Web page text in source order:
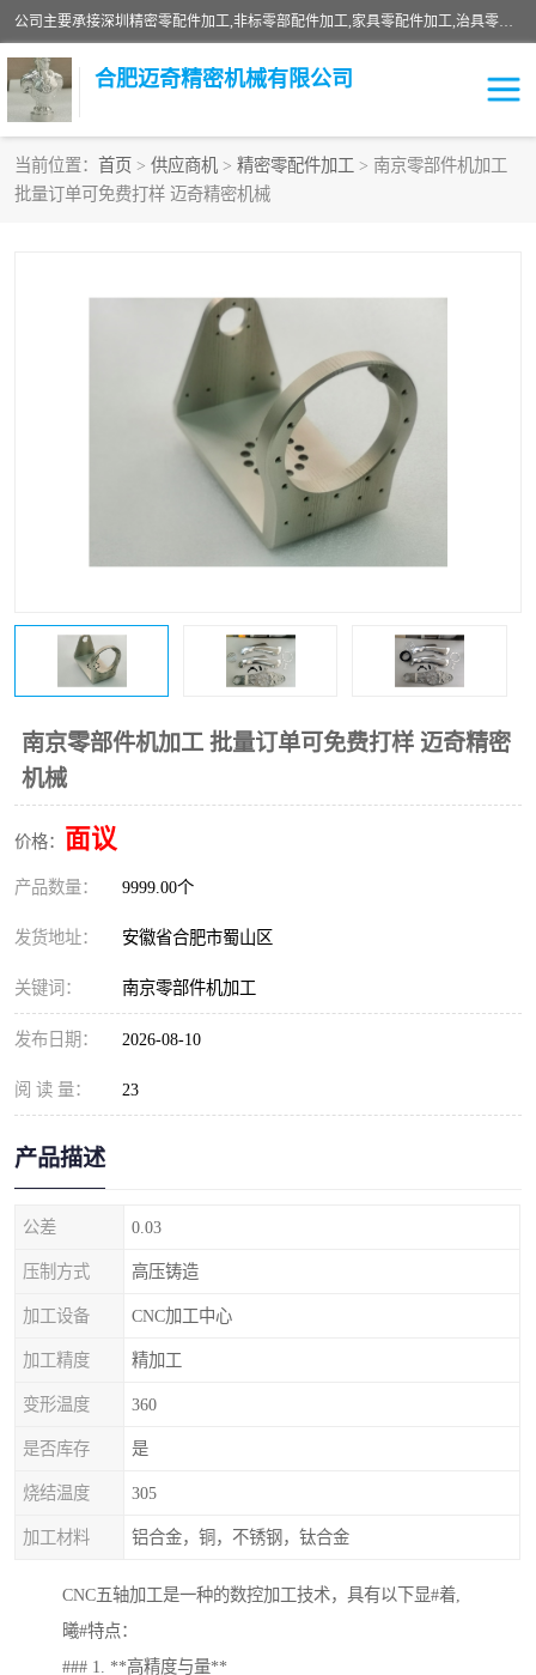
公司主要承接深圳精密零配件加工,非标零部配件加工,家具零配件加工,治具零配件加工,安徽精密零配件加工等各种各种精密机械加工，欢迎来来电咨询！
合肥迈奇精密机械有限公司
当前位置： 首页 > 供应商机 > 精密零配件加工 > 南京零部件机加工
批量订单可免费打样 迈奇精密机械
南京零部件机加工 批量订单可免费打样 迈奇精密
机械
价格： 面议
产品数量： 9999.00个
发货地址： 安徽省合肥市蜀山区
关键词： 南京零部件机加工
发布日期： 2026-08-10
阅 读 量： 23
产品描述
公差 0.03
压制方式 高压铸造
加工设备 CNC加工中心
加工精度 精加工
变形温度 360
是否库存 是
烧结温度 305
加工材料 铝合金，铜，不锈钢，钛合金
CNC五轴加工是一种的数控加工技术，具有以下显#着,
曦#特点：
### 1. **高精度与量**
铣床加工
机床零件加工
数控机床加工